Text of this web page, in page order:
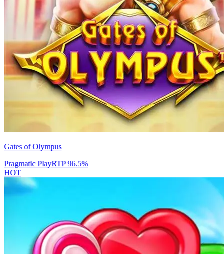
Gates of Olympus
Pragmatic PlayRTP96.5%
HOT